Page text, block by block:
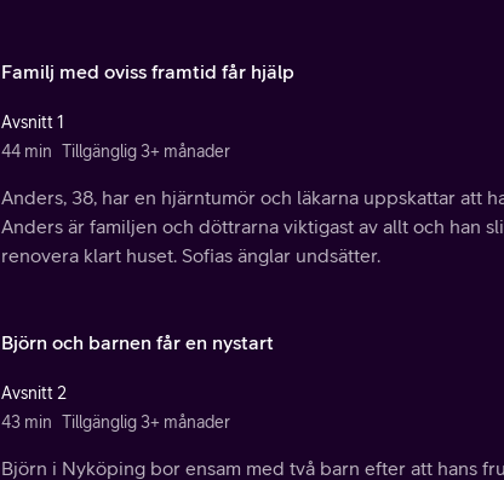
Familj med oviss framtid får hjälp
Avsnitt 1
44 min Tillgänglig 3+ månader
Anders, 38, har en hjärntumör och läkarna uppskattar att
Anders är familjen och döttrarna viktigast av allt och han
renovera klart huset. Sofias änglar undsätter.
Björn och barnen får en nystart
Avsnitt 2
43 min Tillgänglig 3+ månader
Björn i Nyköping bor ensam med två barn efter att hans